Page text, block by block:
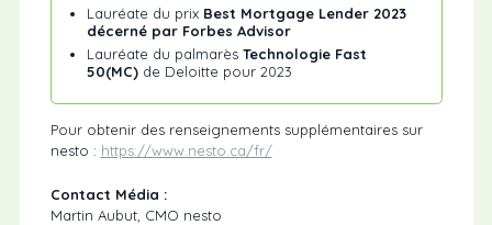
Lauréate du prix Best Mortgage Lender 2023
décerné par Forbes Advisor
Lauréate du palmarès Technologie Fast
50(MC)de Deloitte pour 2023
Pour obtenir des renseignements supplémentaires sur
nesto : https://www.nesto.ca/fr/
Contact Média :
Martin Aubut, CMO nesto